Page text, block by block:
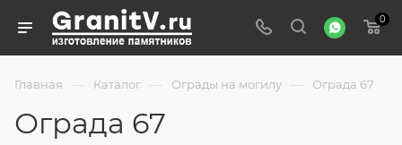
0
Главная — Каталог — Ограды на могилу — Ограда 67
Ограда 67